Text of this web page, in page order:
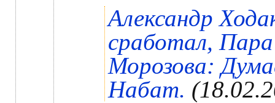
Александр
сработал,
Морозова:
Набат.